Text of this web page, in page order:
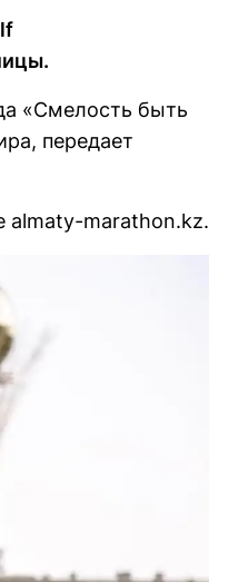
«Смелость быть
передает
almaty-marathon.kz.